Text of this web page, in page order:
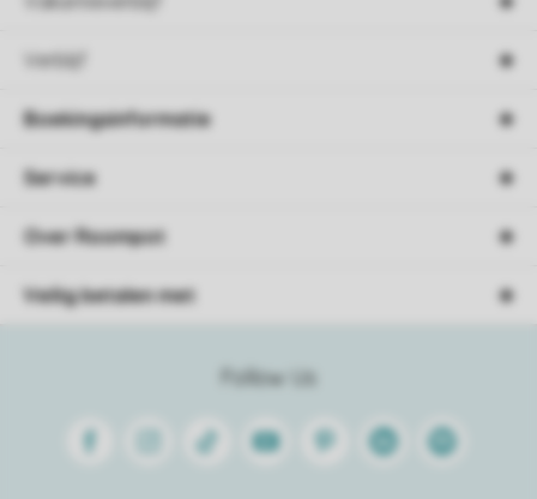
Verblijf
Follow Us
FacebookInstagram
Tiktok Youtube PinterestLinkedinSpotify
Boekingsinformatie
Service
Over Roompot
Veilig betalen met